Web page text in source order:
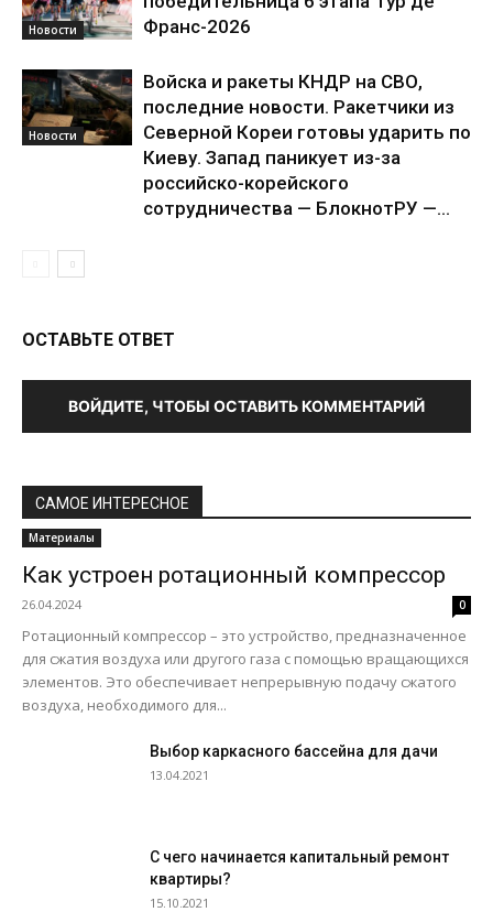
Новости
Франс-2026
Новости
Войска и ракеты КНДР на СВО,
последние новости. Ракетчики из
Северной Кореи готовы ударить по
Киеву. Запад паникует из-за
российско-корейского
сотрудничества — БлокнотРУ —...
ОСТАВЬТЕ ОТВЕТ
ВОЙДИТЕ, ЧТОБЫ ОСТАВИТЬ КОММЕНТАРИЙ
САМОЕ ИНТЕРЕСНОЕ
Материалы
Как устроен ротационный компрессор
26.04.2024 0
Ротационный компрессор – это устройство, предназначенное
для сжатия воздуха или другого газа с помощью вращающихся
элементов. Это обеспечивает непрерывную подачу сжатого
воздуха, необходимого для...
Выбор каркасного бассейна для дачи
13.04.2021
С чего начинается капитальный ремонт
квартиры?
15.10.2021